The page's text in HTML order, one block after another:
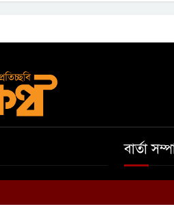
বার্তা